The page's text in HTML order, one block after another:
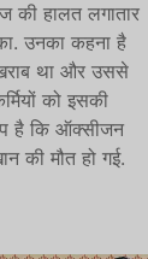
की हालत लगातार
उनका कहना है
था और उससे
को इसकी
है कि ऑक्सीजन
की मौत हो गई.